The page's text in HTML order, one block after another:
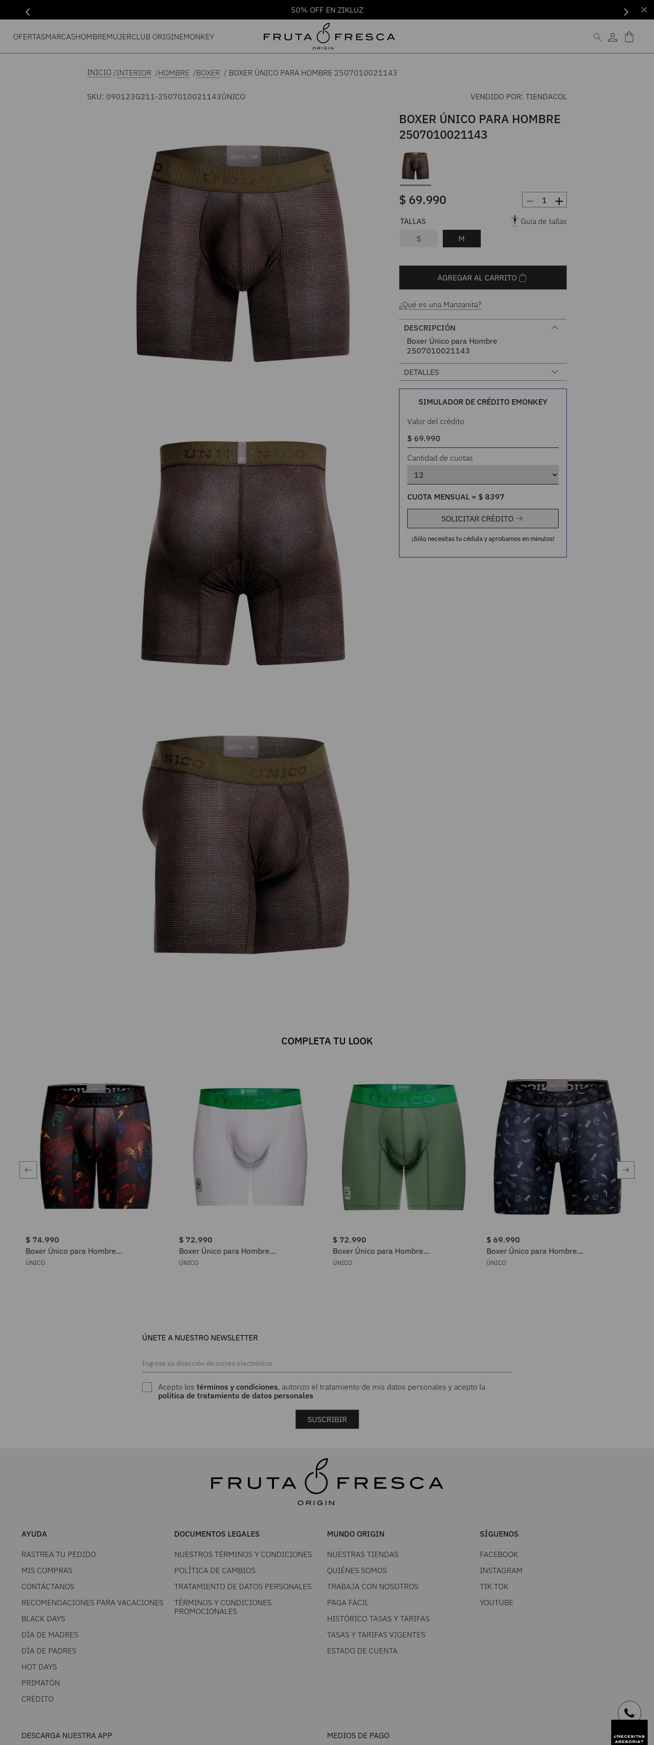
50% OFF EN ZIKLUZ
OFERTASMARCASHOMBREMUJERCLUB ORIGINEMONKEY
INTERIOR HOMBRE BOXER BOXER ÚNICO PARA HOMBRE 2507010021143
SKU: 090123G211-2507010021143ÚNICO VENDIDO POR:TIENDACOL
BOXER ÚNICO PARA HOMBRE
2507010021143
$ 69.990 ＋
－
M
S
Guía de tallas
AGREGAR AL CARRITO
¿Qué es una Manzanita?
DESCRIPCIÓN
Boxer Único para Hombre
2507010021143
DETALLES
SIMULADOR DE CRÉDITO EMONKEY
Valor del crédito
Cantidad de cuotas
CUOTA MENSUAL = $ 8397
SOLICITAR CRÉDITO
¡Sólo necesitas tu cédula y aprobamos en minutos!
COMPLETA TU LOOK
$ 74.990
Boxer Único para Hombre
2505010024199
ÚNICO
$ 72.990
Boxer Único para Hombre
2505010023300
ÚNICO
$ 72.990
Boxer Único para Hombre
2505010023543
ÚNICO
$ 69.990
Boxer Único para Hombre
2411010020699
ÚNICO
ÚNETE A NUESTRO NEWSLETTER
Acepto lostérminos y condiciones, autorizo el tratamiento de mis datos personales y acepto la
politica de tratamiento de datos personales
SUSCRIBIR
AYUDA
RASTREA TU PEDIDO
MIS COMPRAS
CONTÁCTANOS
RECOMENDACIONES PARA VACACIONES
BLACK DAYS
DÍA DE MADRES
DÍA DE PADRES
HOT DAYS
PRIMATÓN
CRÉDITO
DOCUMENTOS LEGALES
NUESTROS TÉRMINOS Y CONDICIONES
POLÍTICA DE CAMBIOS
TRATAMIENTO DE DATOS PERSONALES
TÉRMINOS Y CONDICIONES
PROMOCIONALES
MUNDO ORIGIN
NUESTRAS TIENDAS
QUIÉNES SOMOS
TRABAJA CON NOSOTROS
PAGA FÁCIL
HISTÓRICO TASAS Y TARIFAS
TASAS Y TARIFAS VIGENTES
ESTADO DE CUENTA
SÍGUENOS
FACEBOOK
INSTAGRAM
TIK TOK
YOUTUBE
DESCARGA NUESTRA APP MEDIOS DE PAGO